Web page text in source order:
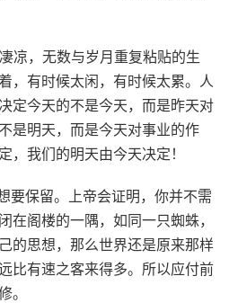
凉，无数与岁月重复粘贴的生
，有时候太闲，有时候太累。人
定今天的不是今天，而是昨天对
是明天，而是今天对事业的作
，我们的明天由今天决定！
要保留。上帝会证明，你并不需
在阁楼的一隅，如同一只蜘蛛，
的思想，那么世界还是原来那样
比有速之客来得多。所以应付前
。